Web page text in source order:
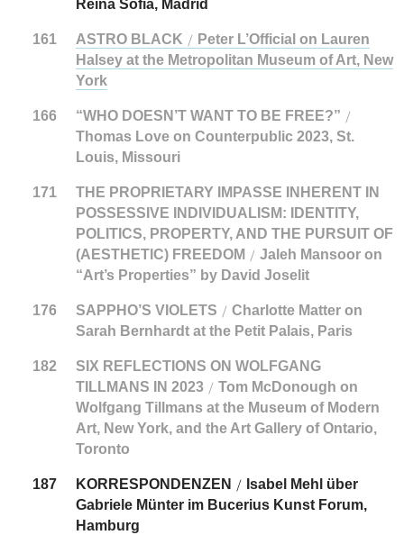
Reina Sofía, Madrid
161 ASTRO BLACK / Peter L’Official on Lauren
Halsey at the Metropolitan Museum of Art, New
York
166 “WHO DOESN’T WANT TO BE FREE?” /
Thomas Love on Counterpublic 2023, St.
Louis, Missouri
171
THE PROPRIETARY IMPASSE INHERENT IN
POSSESSIVE INDIVIDUALISM: IDENTITY,
POLITICS, PROPERTY, AND THE PURSUIT OF
(AESTHETIC) FREEDOM / Jaleh Mansoor on
“Art’s Properties” by David Joselit
176 SAPPHO’S VIOLETS / Charlotte Matter on
Sarah Bernhardt at the Petit Palais, Paris
182
SIX REFLECTIONS ON WOLFGANG
TILLMANS IN 2023/ Tom McDonough on
Wolfgang Tillmans at the Museum of Modern
Art, New York, and the Art Gallery of Ontario,
Toronto
187 KORRESPONDENZEN / Isabel Mehl über
Gabriele Münter im Bucerius Kunst Forum,
Hamburg